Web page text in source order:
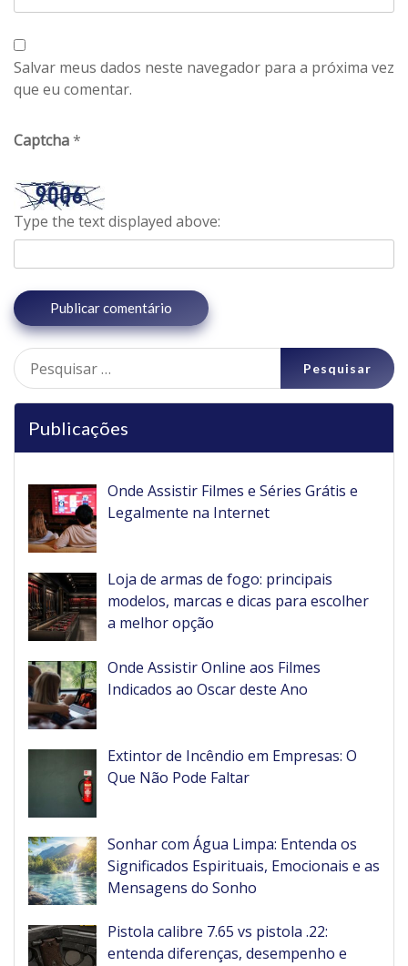
Salvar meus dados neste navegador para a próxima vez
que eu comentar.
Captcha*
Type the text displayed above:
Pesquisar
por:
Publicações
Onde Assistir Filmes e Séries Grátis e
Legalmente na Internet
Loja de armas de fogo: principais
modelos, marcas e dicas para escolher
a melhor opção
Onde Assistir Online aos Filmes
Indicados ao Oscar deste Ano
Extintor de Incêndio em Empresas: O
Que Não Pode Faltar
Sonhar com Água Limpa: Entenda os
Significados Espirituais, Emocionais e as
Mensagens do Sonho
Pistola calibre 7.65 vs pistola .22:
entenda diferenças, desempenho e